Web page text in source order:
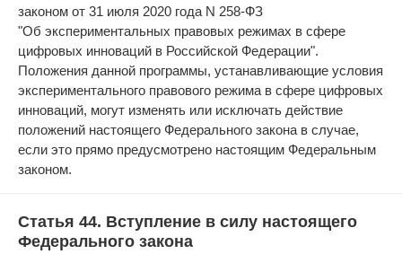
законом от 31 июля 2020 года N 258-ФЗ
"Об экспериментальных правовых режимах в сфере
цифровых инноваций в Российской Федерации".
Положения данной программы, устанавливающие условия
экспериментального правового режима в сфере цифровых
инноваций, могут изменять или исключать действие
положений настоящего Федерального закона в случае,
если это прямо предусмотрено настоящим Федеральным
законом.
Статья 44. Вступление в силу настоящего
Федерального закона